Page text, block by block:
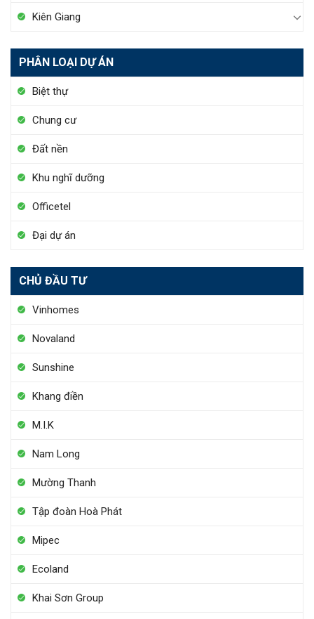
Kiên Giang
PHÂN LOẠI DỰ ÁN
Biệt thự
Chung cư
Đất nền
Khu nghĩ dưỡng
Officetel
Đại dự án
CHỦ ĐẦU TƯ
Vinhomes
Novaland
Sunshine
Khang điền
M.I.K
Nam Long
Mường Thanh
Tập đoàn Hoà Phát
Mipec
Ecoland
Khai Sơn Group